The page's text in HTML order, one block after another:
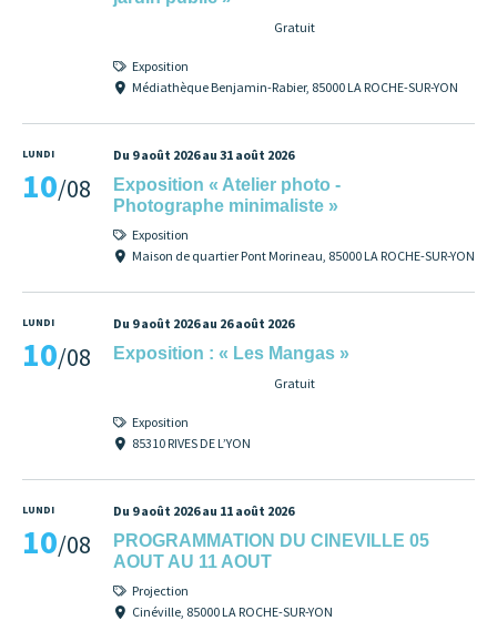
Gratuit
Exposition
Médiathèque Benjamin-Rabier, 85000 LA ROCHE-SUR-YON
LUNDI
10/08
Du 9 août 2026 au 31 août 2026
Exposition « Atelier photo -
Photographe minimaliste »
Exposition
Maison de quartier Pont Morineau, 85000 LA ROCHE-SUR-YON
LUNDI
10/08
Du 9 août 2026 au 26 août 2026
Exposition : « Les Mangas »
Gratuit
Exposition
85310 RIVES DE L’YON
LUNDI
10/08
Du 9 août 2026 au 11 août 2026
PROGRAMMATION DU CINEVILLE 05
AOUT AU 11 AOUT
Projection
Cinéville, 85000 LA ROCHE-SUR-YON